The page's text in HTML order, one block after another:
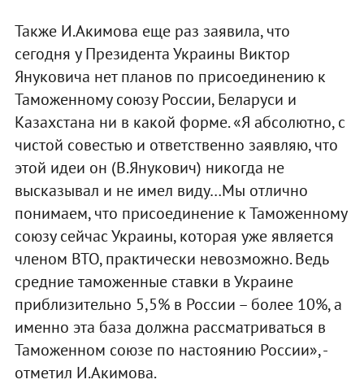
Также И.Акимова еще раз заявила, что
сегодня у Президента Украины Виктор
Януковича нет планов по присоединению к
Таможенному союзу России, Беларуси и
Казахстана ни в какой форме. «Я абсолютно, с
чистой совестью и ответственно заявляю, что
этой идеи он (В.Янукович) никогда не
высказывал и не имел виду…Мы отлично
понимаем, что присоединение к Таможенному
союзу сейчас Украины, которая уже является
членом ВТО, практически невозможно. Ведь
средние таможенные ставки в Украине
приблизительно 5,5% в России – более 10%, а
именно эта база должна рассматриваться в
Таможенном союзе по настоянию России», -
отметил И.Акимова.